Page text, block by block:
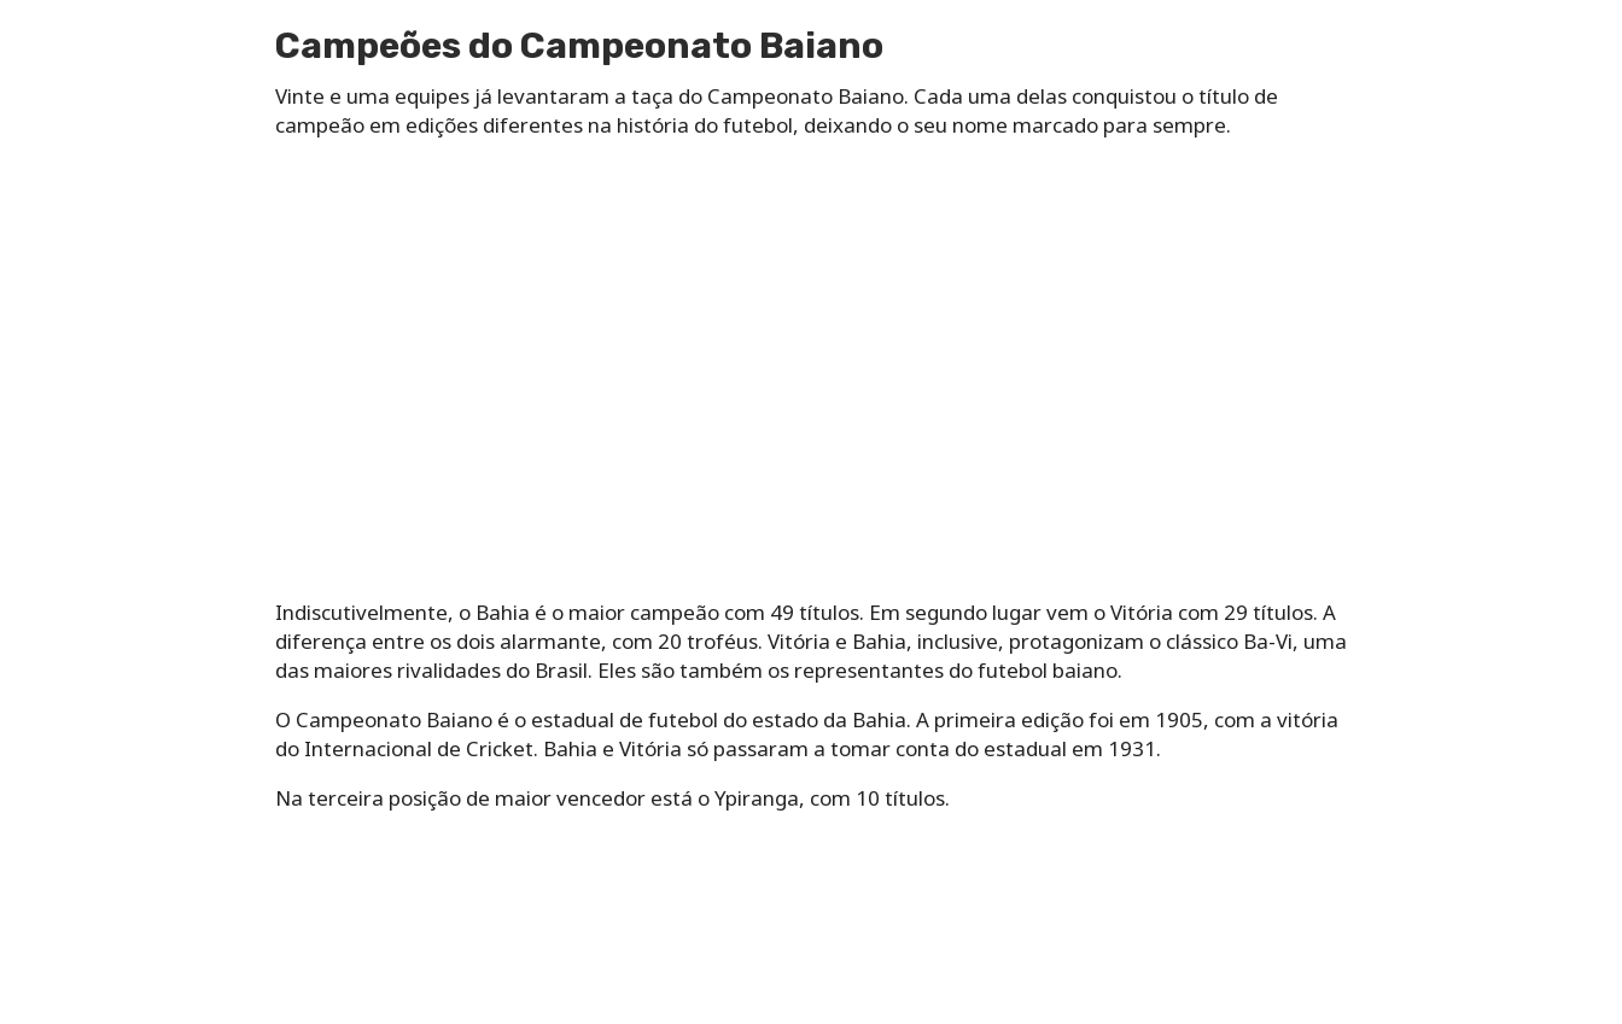
Campeões do Campeonato Baiano
Vinte e uma equipes já levantaram a taça do Campeonato Baiano. Cada uma delas conquistou o título de
campeão em edições diferentes na história do futebol, deixando o seu nome marcado para sempre.
Indiscutivelmente, o Bahia é o maior campeão com 49 títulos. Em segundo lugar vem o Vitória com 29 títulos. A
diferença entre os dois alarmante, com 20 troféus. Vitória e Bahia, inclusive, protagonizam o clássico Ba-Vi, uma
das maiores rivalidades do Brasil. Eles são também os representantes do futebol baiano.
O Campeonato Baiano é o estadual de futebol do estado da Bahia. A primeira edição foi em 1905, com a vitória
do Internacional de Cricket. Bahia e Vitória só passaram a tomar conta do estadual em 1931.
Na terceira posição de maior vencedor está o Ypiranga, com 10 títulos.